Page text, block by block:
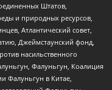
Штатов,
и природных ресурсов,
Атлантический совет,
Джеймстаунский фонд,
насильственного
Фалуньгун, Коалиция
Фалуньгун в Китае,